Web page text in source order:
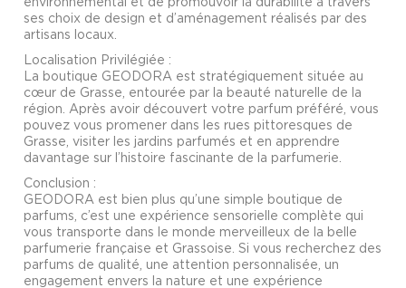
ses choix de design et d’aménagement réalisés par des
artisans locaux.
Localisation Privilégiée :
La boutique GEODORA est stratégiquement située au
cœur de Grasse, entourée par la beauté naturelle de la
région. Après avoir découvert votre parfum préféré, vous
pouvez vous promener dans les rues pittoresques de
Grasse, visiter les jardins parfumés et en apprendre
davantage sur l’histoire fascinante de la parfumerie.
Conclusion :
GEODORA est bien plus qu’une simple boutique de
parfums, c’est une expérience sensorielle complète qui
vous transporte dans le monde merveilleux de la belle
parfumerie française et Grassoise. Si vous recherchez des
parfums de qualité, une attention personnalisée, un
engagement envers la nature et une expérience